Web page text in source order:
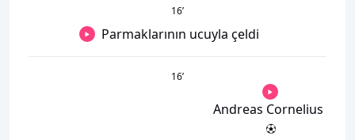
16’
Parmaklarının ucuyla çeldi
16’
Andreas Cornelius